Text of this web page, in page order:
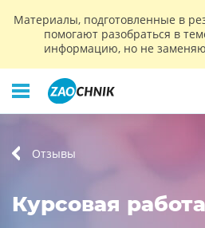
Материалы, подготовленные в
помогают разобраться в
информацию, но не
Отзывы
Курсовая